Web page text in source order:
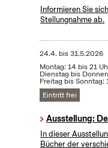
Informieren Sie
Stellungnahme ab.
24.4. bis31.5.2026
Montag: 14 bis 21
Dienstag bis
Freitag bis Sonntag:
Eintritt frei
Ausstellung:
In dieser
Bücher der